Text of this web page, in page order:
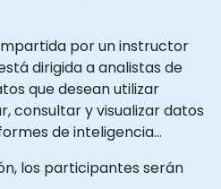
por un instructor
dirigida a analistas de
que desean utilizar
consultar y visualizar datos
de inteligencia
los participantes serán